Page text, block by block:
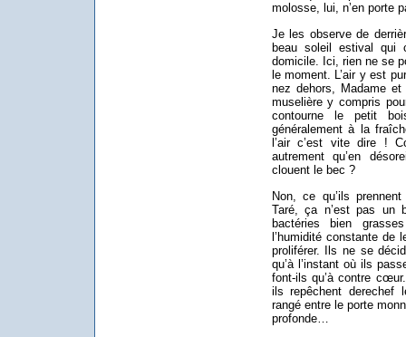
molosse, lui, n’en porte
Je les observe de
beau soleil estival qui
domicile. Ici, rien ne se
le moment. L’air y est
nez dehors, Madame
muselière y compris
contourne le petit
généralement à la
l’air c’est vite dire !
autrement qu’en
clouent le bec ?
Non, ce qu’ils
Taré, ça n’est pas un
bactéries bien
l’humidité constante
proliférer. Ils ne se
qu’à l’instant où ils
font-ils qu’à contre
ils repêchent derechef
rangé entre le porte
profonde…